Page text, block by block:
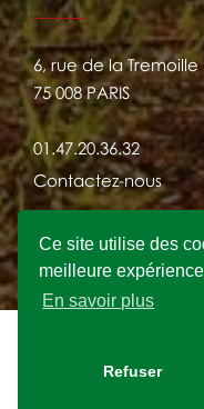
Ce site utilise des
meilleure
En savoir plus
Refuser
6, rue de la Tremoille
75 008 PARIS
01.47.20.36.32
Contactez-nous
2021 ©
Mentions légales